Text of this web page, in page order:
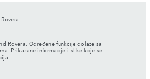
Rovera. Određene funkcije dolaze sa
Prikazane informacije i slike koje se